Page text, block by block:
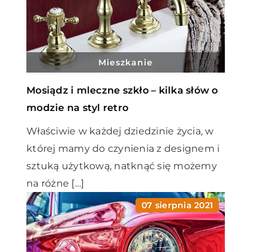
Mieszkanie
Mosiądz i mleczne szkło – kilka słów o
modzie na styl retro
Właściwie w każdej dziedzinie życia, w
której mamy do czynienia z designem i
sztuką użytkową, natknąć się możemy
na różne […]
07 sierpnia 2021